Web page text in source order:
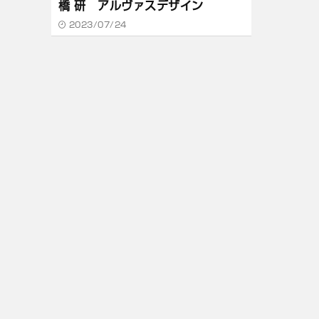
橋 研 アルヴァスデザイン
2023/07/24